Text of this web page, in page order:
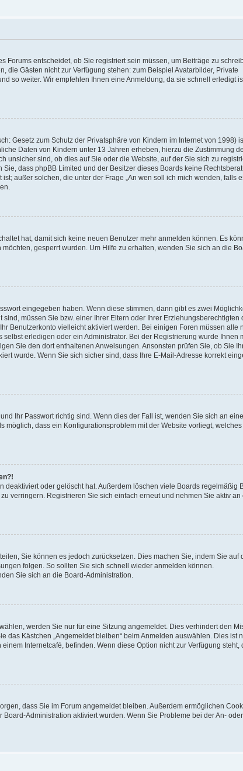
entscheidet, ob Sie registriert sein müssen, um Beiträge zu
Gästen nicht zur Verfügung stehen: zum Beispiel Avatarbilder, Private
so weiter. Wir empfehlen Ihnen eine Anmeldung, da sie schnell erledigt
Gesetz zum Schutz der Privatsphäre von Kindern im Internet von 1998)
Daten von Kindern unter 13 Jahren erheben, hierzu die Zustimmung
sind, ob dies auf Sie oder die Website, auf der Sie sich zu
dass phpBB Limited und der Besitzer dieses Boards keine
außer solchen, die unter der Frage „An wen soll ich mich wenden, falls
hat, damit sich keine neuen Benutzer mehr anmelden können. Es
gesperrt wurden. Um Hilfe zu erhalten, wenden Sie sich an die
eingegeben haben. Wenn diese stimmen, dann gibt es zwei
müssen Sie bzw. einer Ihrer Eltern oder Ihrer Erziehungsberechtigten
Benutzerkonto vielleicht aktiviert werden. Bei einigen Foren müssen alle
erledigen oder ein Administrator. Bei der Registrierung wurde Ihnen
Sie den dort enthaltenen Anweisungen. Ansonsten prüfen Sie, ob Sie
wurde. Wenn Sie sich sicher sind, dass Ihre E-Mail-Adresse korrekt
Ihr Passwort richtig sind. Wenn dies der Fall ist, wenden Sie sich an
möglich, dass ein Konfigurationsproblem mit der Website vorliegt, welches
oder gelöscht hat. Außerdem löschen viele Boards regelmäßig
verringern. Registrieren Sie sich einfach erneut und nehmen Sie aktiv an
Sie können es jedoch zurücksetzen. Dies machen Sie, indem Sie auf
folgen. So sollten Sie sich schnell wieder anmelden können.
Sie sich an die Board-Administration.
werden Sie nur für eine Sitzung angemeldet. Dies verhindert den
das Kästchen „Angemeldet bleiben“ beim Anmelden auswählen. Dies ist
Internetcafé, befinden. Wenn diese Option nicht zur Verfügung steht,
dass Sie im Forum angemeldet bleiben. Außerdem ermöglichen
Administration aktiviert wurden. Wenn Sie Probleme bei der An- oder